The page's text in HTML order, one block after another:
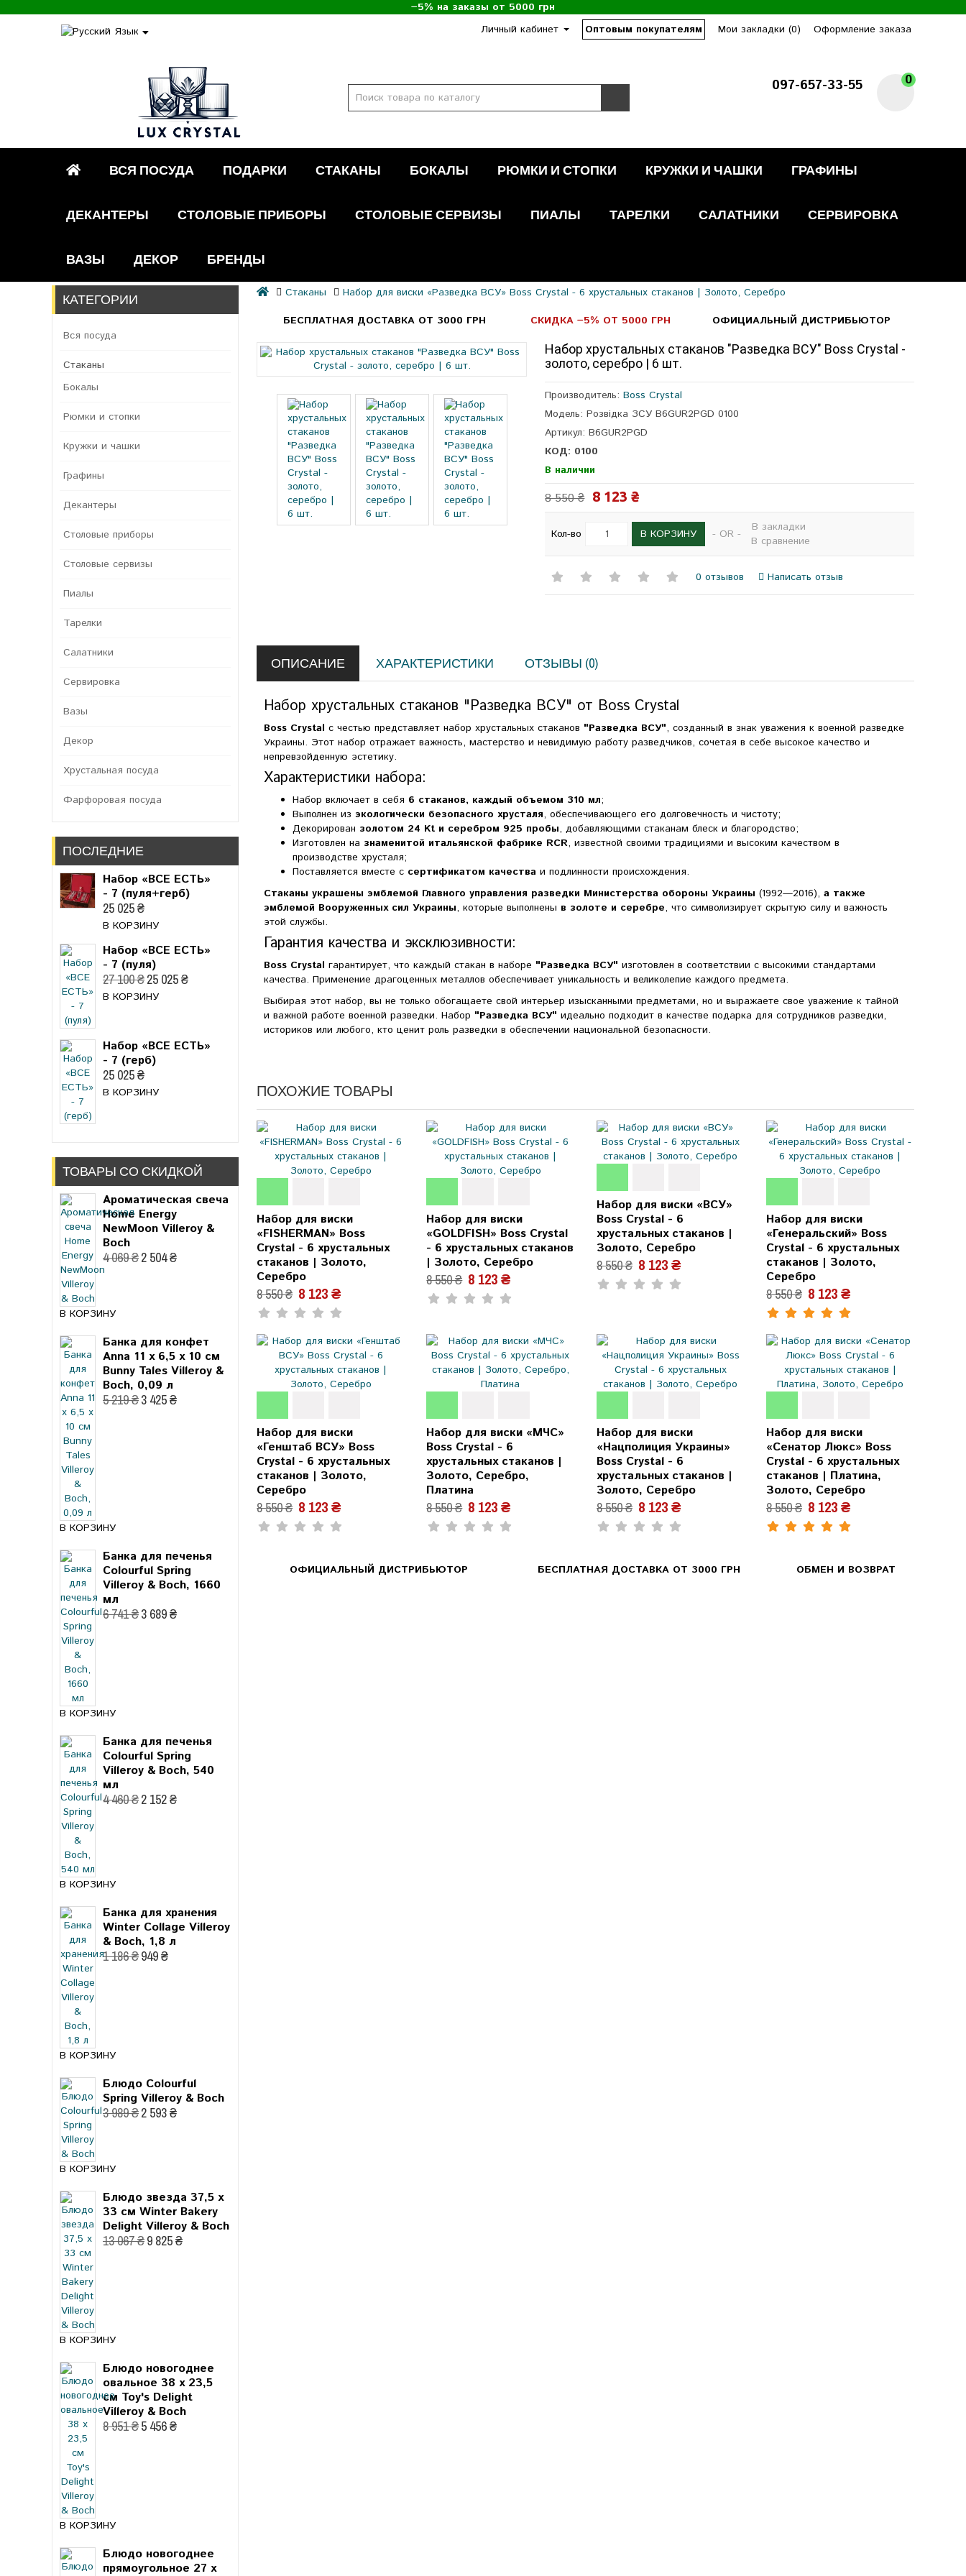
−5% на заказы от 5000 грн
Язык
Личный кабинет Оптовым покупателям Мои закладки (0) Оформление заказа
097-657-33-55 0
ВСЯ ПОСУДА ПОДАРКИ СТАКАНЫ БОКАЛЫ РЮМКИ И СТОПКИ КРУЖКИ И ЧАШКИ ГРАФИНЫ
ДЕКАНТЕРЫ СТОЛОВЫЕ ПРИБОРЫ СТОЛОВЫЕ СЕРВИЗЫ ПИАЛЫ ТАРЕЛКИ САЛАТНИКИ СЕРВИРОВКА
ВАЗЫ ДЕКОР БРЕНДЫ
КАТЕГОРИИ
Вся посуда
Стаканы
Бокалы
Рюмки и стопки
Кружки и чашки
Графины
Декантеры
Столовые приборы
Столовые сервизы
Пиалы
Тарелки
Салатники
Сервировка
Вазы
Декор
Хрустальная посуда
Фарфоровая посуда
ПОСЛЕДНИЕ
Набор «ВСЕ ЕСТЬ»
- 7 (пуля+герб)
25 025 ₴
В КОРЗИНУ
Набор «ВСЕ ЕСТЬ»
- 7 (пуля)
27 100 ₴25 025 ₴
В КОРЗИНУ
Набор «ВСЕ ЕСТЬ»
- 7 (герб)
25 025 ₴
В КОРЗИНУ
ТОВАРЫ СО СКИДКОЙ
Ароматическая свеча
Home Energy
NewMoon Villeroy &
Boch
4 069 ₴2 504 ₴
В КОРЗИНУ
Банка для конфет
Anna 11 x 6,5 x 10 см
Bunny Tales Villeroy &
Boch, 0,09 л
5 219 ₴3 425 ₴
В КОРЗИНУ
Банка для печенья
Colourful Spring
Villeroy & Boch, 1660
мл
6 741 ₴3 689 ₴
В КОРЗИНУ
Банка для печенья
Colourful Spring
Villeroy & Boch, 540
мл
4 460 ₴2 152 ₴
В КОРЗИНУ
Банка для хранения
Winter Collage Villeroy
& Boch, 1,8 л
1 186 ₴949 ₴
В КОРЗИНУ
Блюдо Colourful
Spring Villeroy & Boch
3 989 ₴2 593 ₴
В КОРЗИНУ
Блюдо звезда 37,5 x
33 см Winter Bakery
Delight Villeroy & Boch
13 067 ₴9 825 ₴
В КОРЗИНУ
Блюдо новогоднее
овальное 38 x 23,5
см Toy's Delight
Villeroy & Boch
8 951 ₴5 456 ₴
В КОРЗИНУ
Блюдо новогоднее
прямоугольное 27 x
Стаканы
Набор для виски «Разведка ВСУ» Boss Crystal - 6 хрустальных стаканов | Золото, Серебро
БЕСПЛАТНАЯ ДОСТАВКА ОТ 3000 ГРН
СКИДКА −5% ОТ 5000 ГРН ОФИЦИАЛЬНЫЙ ДИСТРИБЬЮТОР
Набор хрустальных стаканов "Разведка ВСУ" Boss Crystal -
золото, серебро | 6 шт.
Производитель:Boss Crystal
Модель: Розвідка ЗСУ B6GUR2PGD 0100
Артикул: B6GUR2PGD
КОД: 0100
В наличии
8 550 ₴ 8 123 ₴
Кол-во В КОРЗИНУ - OR -
В закладки
В сравнение
0 отзывов Написать отзыв
ОПИСАНИЕ ХАРАКТЕРИСТИКИ ОТЗЫВЫ (0)
Набор хрустальных стаканов "Разведка ВСУ" от Boss Crystal
Boss Crystal с честью представляет набор хрустальных стаканов "Разведка ВСУ", созданный в знак уважения к военной разведке
Украины. Этот набор отражает важность, мастерство и невидимую работу разведчиков, сочетая в себе высокое качество и
непревзойденную эстетику.
Характеристики набора:
Набор включает в себя 6 стаканов, каждый объемом 310 мл;
Выполнен из экологически безопасного хрусталя, обеспечивающего его долговечность и чистоту;
Декорирован золотом 24 Kt и серебром 925 пробы, добавляющими стаканам блеск и благородство;
Изготовлен на знаменитой итальянской фабрике RCR, известной своими традициями и высоким качеством в
производстве хрусталя;
Поставляется вместе с сертификатом качества и подлинности происхождения.
Стаканы украшены эмблемой Главного управления разведки Министерства обороны Украины (1992—2016),а также
эмблемой Вооруженных сил Украины, которые выполнены в золоте и серебре, что символизирует скрытую силу и важность
этой службы.
Гарантия качества и эксклюзивности:
Boss Crystal гарантирует, что каждый стакан в наборе "Разведка ВСУ" изготовлен в соответствии с высокими стандартами
качества. Применение драгоценных металлов обеспечивает уникальность и великолепие каждого предмета.
Выбирая этот набор, вы не только обогащаете свой интерьер изысканными предметами, но и выражаете свое уважение к тайной
и важной работе военной разведки. Набор "Разведка ВСУ" идеально подходит в качестве подарка для сотрудников разведки,
историков или любого, кто ценит роль разведки в обеспечении национальной безопасности.
ПОХОЖИЕ ТОВАРЫ
Набор для виски
«FISHERMAN» Boss
Crystal - 6 хрустальных
стаканов | Золото,
Серебро
8 550 ₴ 8 123 ₴
Набор для виски
«GOLDFISH» Boss Crystal
- 6 хрустальных стаканов
| Золото, Серебро
8 550 ₴ 8 123 ₴
Набор для виски «ВСУ»
Boss Crystal - 6
хрустальных стаканов |
Золото, Серебро
8 550 ₴ 8 123 ₴
Набор для виски
«Генеральский» Boss
Crystal - 6 хрустальных
стаканов | Золото,
Серебро
8 550 ₴ 8 123 ₴
Набор для виски
«Генштаб ВСУ» Boss
Crystal - 6 хрустальных
стаканов | Золото,
Серебро
8 550 ₴ 8 123 ₴
Набор для виски «МЧС»
Boss Crystal - 6
хрустальных стаканов |
Золото, Серебро,
Платина
8 550 ₴ 8 123 ₴
Набор для виски
«Нацполиция Украины»
Boss Crystal - 6
хрустальных стаканов |
Золото, Серебро
8 550 ₴ 8 123 ₴
Набор для виски
«Сенатор Люкс» Boss
Crystal - 6 хрустальных
стаканов | Платина,
Золото, Серебро
8 550 ₴ 8 123 ₴
ОФИЦИАЛЬНЫЙ ДИСТРИБЬЮТОР БЕСПЛАТНАЯ ДОСТАВКА ОТ 3000 ГРН ОБМЕН И ВОЗВРАТ